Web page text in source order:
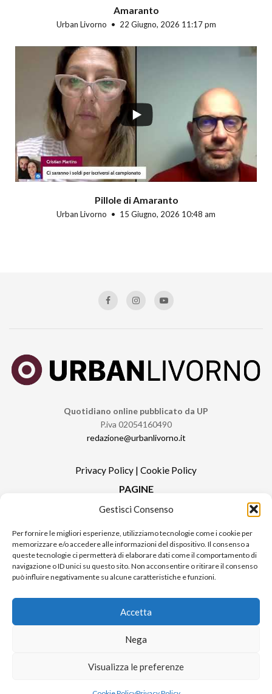
Gestisci Consenso
Per fornire le migliori esperienze, utilizziamo tecnologie come i cookie per
memorizzare e/o accedere alle informazioni del dispositivo. Il consenso a
queste tecnologie ci permetterà di elaborare dati come il comportamento di
navigazione o ID unici su questo sito. Non acconsentire o ritirare il consenso
può influire negativamente su alcune caratteristiche e funzioni.
Accetta
Nega
Visualizza le preferenze
Amaranto
Urban Livorno 22 Giugno, 2026 11:17 pm
Pillole di Amaranto
Urban Livorno 15 Giugno, 2026 10:48 am
Quotidiano online pubblicato da UP
P.iva 02054160490
redazione@urbanlivorno.it
Privacy Policy | Cookie Policy
PAGINE
Redazione
Contatti
Pubblicità
Sitemap
RUBRICHE
Urban Video